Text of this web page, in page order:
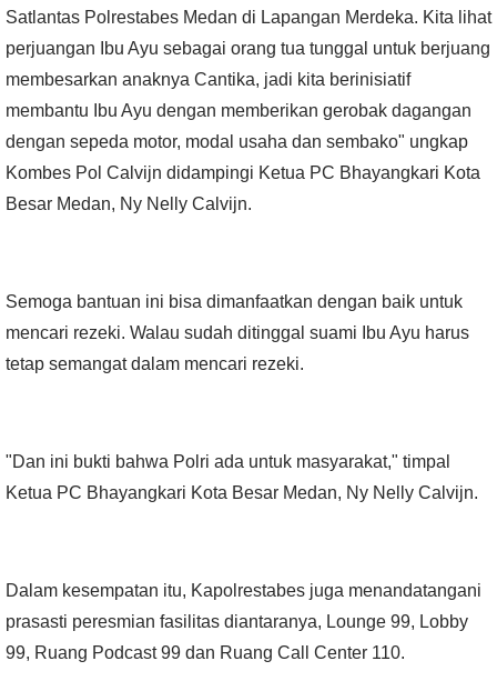
Satlantas Polrestabes Medan di Lapangan Merdeka. Kita lihat
perjuangan Ibu Ayu sebagai orang tua tunggal untuk berjuang
membesarkan anaknya Cantika, jadi kita berinisiatif
membantu Ibu Ayu dengan memberikan gerobak dagangan
dengan sepeda motor, modal usaha dan sembako" ungkap
Kombes Pol Calvijn didampingi Ketua PC Bhayangkari Kota
Besar Medan, Ny Nelly Calvijn.
Semoga bantuan ini bisa dimanfaatkan dengan baik untuk
mencari rezeki. Walau sudah ditinggal suami Ibu Ayu harus
tetap semangat dalam mencari rezeki.
"Dan ini bukti bahwa Polri ada untuk masyarakat," timpal
Ketua PC Bhayangkari Kota Besar Medan, Ny Nelly Calvijn.
Dalam kesempatan itu, Kapolrestabes juga menandatangani
prasasti peresmian fasilitas diantaranya, Lounge 99, Lobby
99, Ruang Podcast 99 dan Ruang Call Center 110.